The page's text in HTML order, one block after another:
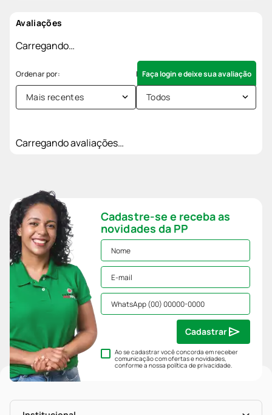
Avaliações
Carregando…
Faça login e deixe sua avaliação
Mais recentes Todos
Carregando avaliações…
Cadastre-se e receba as
novidades da PP
Ao se cadastrar você concorda em receber
comunicação com ofertas e novidades,
conforme a nossapolítica de privacidade.
Cadastrar